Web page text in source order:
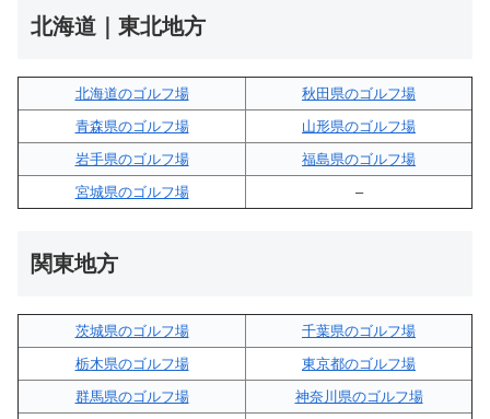
北海道｜東北地方
北海道のゴルフ場
秋田県のゴルフ場
青森県のゴルフ場
山形県のゴルフ場
岩手県のゴルフ場
福島県のゴルフ場
宮城県のゴルフ場
–
関東地方
茨城県のゴルフ場
千葉県のゴルフ場
栃木県のゴルフ場
東京都のゴルフ場
群馬県のゴルフ場
神奈川県のゴルフ場